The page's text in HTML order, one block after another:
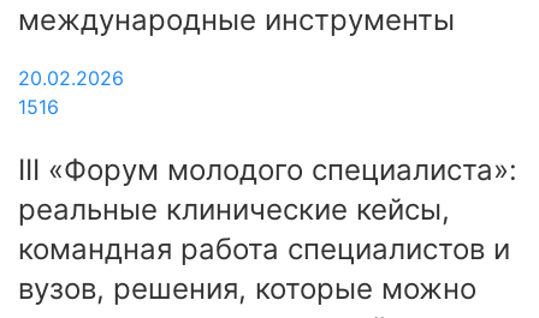
международные инструменты
20.02.2026
1516
III «Форум молодого специалиста»:
реальные клинические кейсы,
командная работа специалистов и
вузов, решения, которые можно